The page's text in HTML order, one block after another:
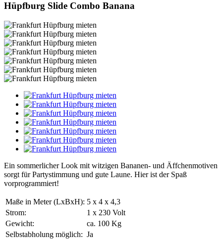
Hüpfburg Slide Combo Banana
Ein sommerlicher Look mit witzigen Bananen- und Äffchenmotiven
sorgt für Partystimmung und gute Laune. Hier ist der Spaß
vorprogrammiert!
Maße in Meter (LxBxH): 5 x 4 x 4,3
Strom:
1 x 230 Volt
Gewicht:
ca. 100 Kg
Selbstabholung möglich: Ja